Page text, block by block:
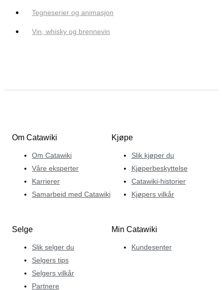
Tegneserier og animasjon
Vin, whisky og brennevin
Om Catawiki
Om Catawiki
Våre eksperter
Karrierer
Samarbeid med Catawiki
Kjøpe
Slik kjøper du
Kjøperbeskyttelse
Catawiki-historier
Kjøpers vilkår
Selge
Slik selger du
Selgers tips
Selgers vilkår
Partnere
Min Catawiki
Kundesenter